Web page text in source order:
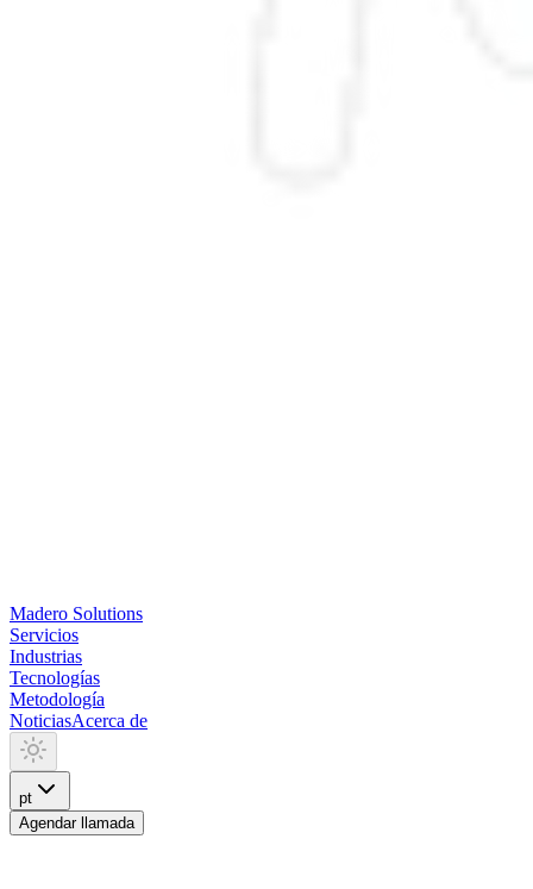
Madero Solutions
Servicios
Industrias
Tecnologías
Metodología
NoticiasAcerca de
pt
Agendar llamada